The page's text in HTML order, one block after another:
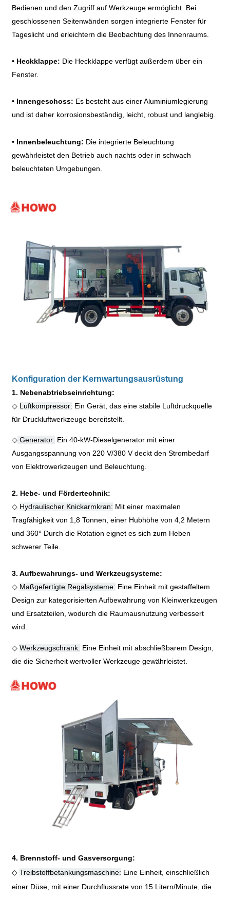
Bedienen und den Zugriff auf Werkzeuge ermöglicht. Bei
geschlossenen Seitenwänden sorgen integrierte Fenster für
Tageslicht und erleichtern die Beobachtung des Innenraums.
• Heckklappe: Die Heckklappe verfügt außerdem über ein
Fenster.
• Innengeschoss: Es besteht aus einer Aluminiumlegierung
und ist daher korrosionsbeständig, leicht, robust und langlebig.
• Innenbeleuchtung: Die integrierte Beleuchtung
gewährleistet den Betrieb auch nachts oder in schwach
beleuchteten Umgebungen.
Konfiguration der Kernwartungsausrüstung
1. Nebenabtriebseinrichtung:
◇ Luftkompressor: Ein Gerät, das eine stabile Luftdruckquelle
für Druckluftwerkzeuge bereitstellt.
◇ Generator: Ein 40-kW-Dieselgenerator mit einer
Ausgangsspannung von 220 V/380 V deckt den Strombedarf
von Elektrowerkzeugen und Beleuchtung.
2. Hebe- und Fördertechnik:
◇ Hydraulischer Knickarmkran: Mit einer maximalen
Tragfähigkeit von 1,8 Tonnen, einer Hubhöhe von 4,2 Metern
und 360° Durch die Rotation eignet es sich zum Heben
schwerer Teile.
3. Aufbewahrungs- und Werkzeugsysteme:
◇ Maßgefertigte Regalsysteme: Eine Einheit mit gestaffeltem
Design zur kategorisierten Aufbewahrung von Kleinwerkzeugen
und Ersatzteilen, wodurch die Raumausnutzung verbessert
wird.
◇Werkzeugschrank: Eine Einheit mit abschließbarem Design,
die die Sicherheit wertvoller Werkzeuge gewährleistet.
4. Brennstoff- und Gasversorgung:
◇Treibstoffbetankungsmaschine: Eine Einheit, einschließlich
einer Düse, mit einer Durchflussrate von 15 Litern/Minute, die